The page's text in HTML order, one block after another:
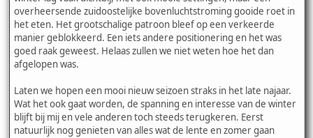
overheersende zuidoostelijke bovenluchtstroming gooide roet in
het eten. Het grootschalige patroon bleef op een verkeerde
manier geblokkeerd. Een iets andere positionering en het was
goed raak geweest. Helaas zullen we niet weten hoe het dan
afgelopen was.
Laten we hopen een mooi nieuw seizoen straks in het late najaar.
Wat het ook gaat worden, de spanning en interesse van de winter
blijft bij mij en vele anderen toch steeds terugkeren. Eerst
natuurlijk nog genieten van alles wat de lente en zomer gaan